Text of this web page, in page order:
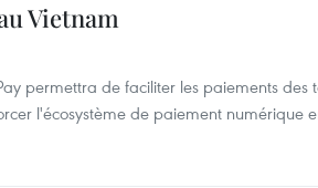
Vietnam
permettra de faciliter les paiements des
l'écosystème de paiement numérique